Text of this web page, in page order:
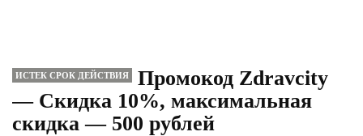
ИСТЕК СРОК ДЕЙСТВИЯ
Промокод Zdravcity
— Скидка 10%, максимальная
скидка — 500 рублей